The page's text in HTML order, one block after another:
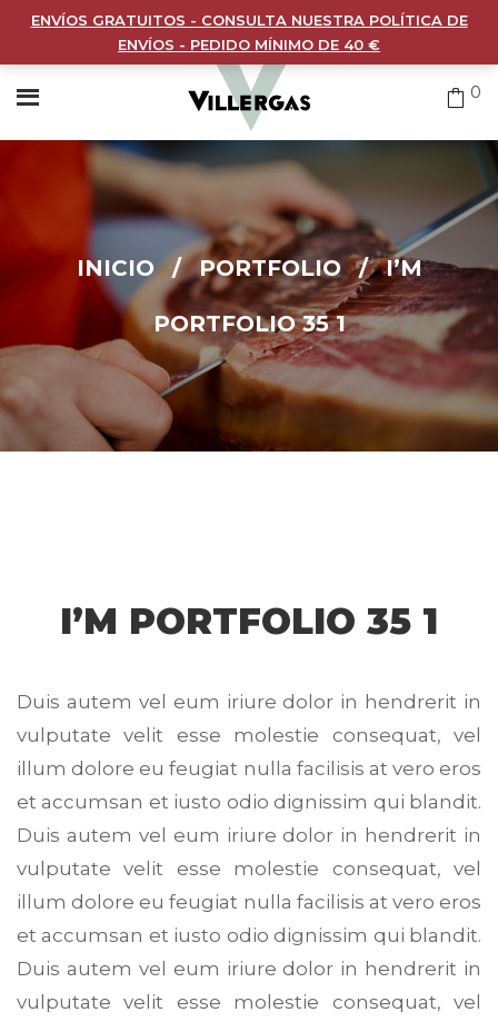
0
INICIO / PORTFOLIO / I’M
PORTFOLIO 35 1
I’M PORTFOLIO 35 1
Duis autem vel eum iriure dolor in hendrerit in
vulputate velit esse molestie consequat, vel
illum dolore eu feugiat nulla facilisis at vero eros
et accumsan et iusto odio dignissim qui blandit.
Duis autem vel eum iriure dolor in hendrerit in
vulputate velit esse molestie consequat, vel
illum dolore eu feugiat nulla facilisis at vero eros
et accumsan et iusto odio dignissim qui blandit.
Duis autem vel eum iriure dolor in hendrerit in
vulputate velit esse molestie consequat, vel
ENVÍOS GRATUITOS - CONSULTA NUESTRA POLÍTICA DE
ENVÍOS - PEDIDO MÍNIMO DE 40 €